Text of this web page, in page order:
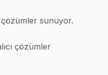
çözümler sunuyor.
çözümler